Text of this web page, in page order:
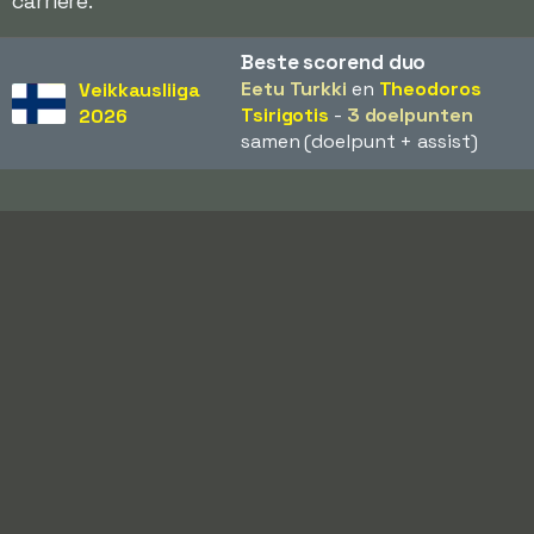
Veikkausliiga
2026
Beste scorend duo
Eetu Turkki en Theodoros
Tsirigotis - 3 doelpunten
samen (doelpunt + assist)